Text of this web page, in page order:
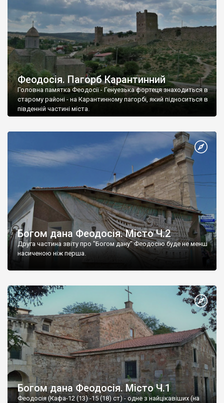
Феодосія. Пагорб Карантинний
Головна памятка Феодосії - Генуезька фортеця знаходиться в
старому районі - на Карантинному пагорбі, який підноситься в
південній частині міста.
Богом дана Феодосія. Місто Ч.2
Друга частина звіту про "Богом дану" Феодосію буде не менш
насиченою ніж перша.
Богом дана Феодосія. Місто Ч.1
Феодосія (Кафа-12 (13) -15 (18) ст) - одне з найцікавіших (на